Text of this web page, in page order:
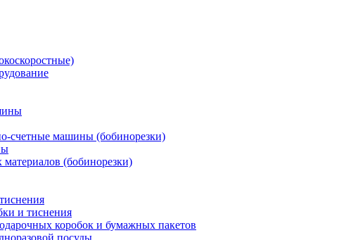
счетные машины (бобинорезки)
(бобинорезки)
и тиснения
коробок и бумажных пакетов
посуды